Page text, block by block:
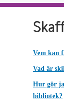
Vem kan
Vad är
Hur gör
bibliotek?